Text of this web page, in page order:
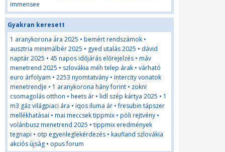
immensee
Gyakran keresett
1 aranykorona ára 2025 • bemért rendszámok •
ausztria minimálbér 2025 • gyed utalás 2025 • dávid
naptár 2025 • 45 napos időjárás előrejelzés • máv
menetrend 2025 • szlovákia méh telep árak • várható
euro árfolyam • 2253 nyomtatvány • intercity vonatok
menetrendje • 1 aranykorona hány forint • zokni
csomagolás otthon • heets ár • lidl szép kártya 2025 • 1
m3 gáz világpiaci ára • iqos iluma ár •fresubin tápszer
mellékhatásai • mai meccsek tippmix • pöli rejtvény •
volánbusz menetrend 2025 • tippmix eredmények
tegnapi • otp egyenleglekérdezés • kaufland szlovákia
akciós újság • opus forum